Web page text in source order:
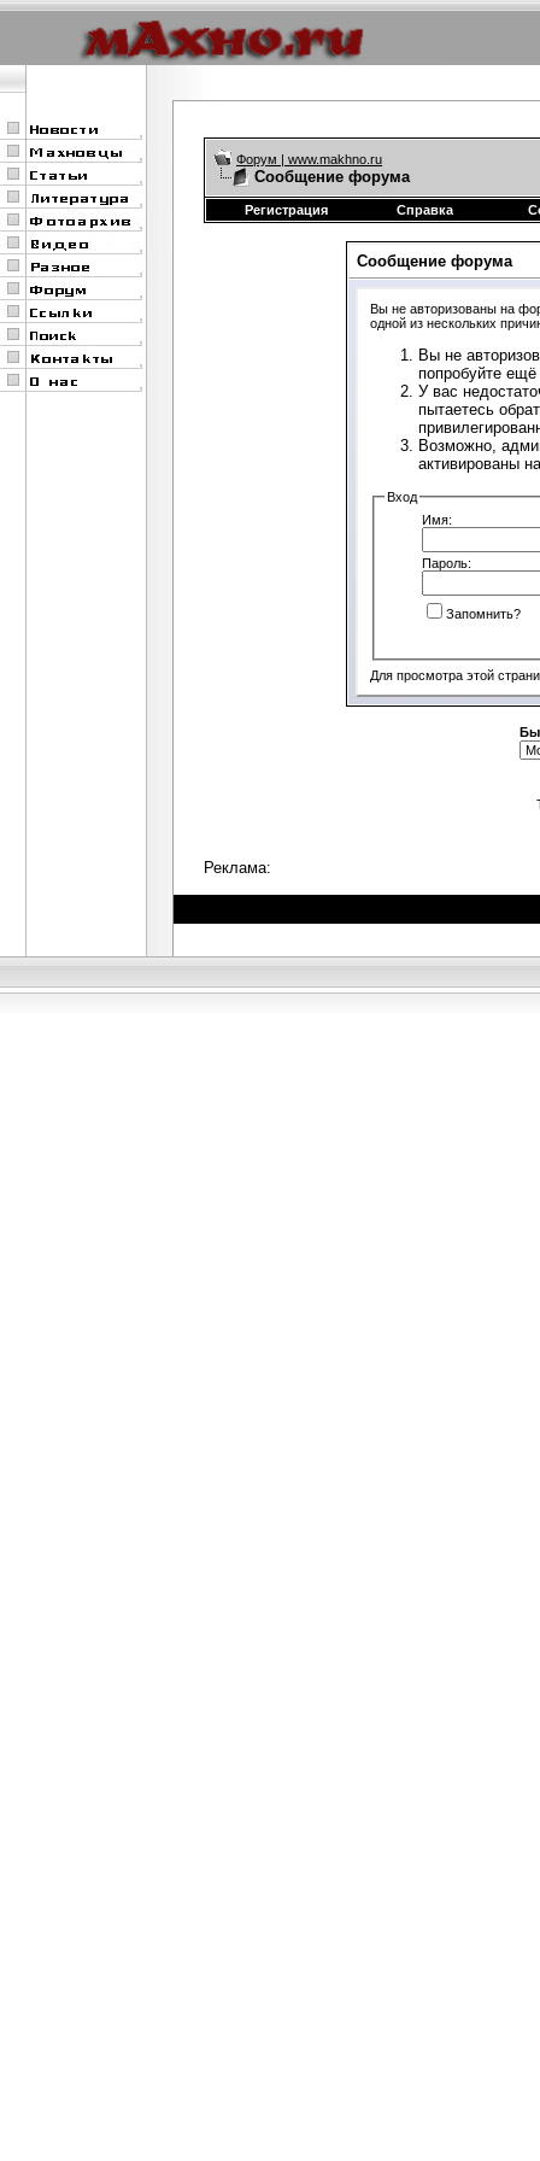
Форум | www.makhno.ru
Сообщение форума
Регистрация Справка
Сообщение форума
Вы не авторизованы на
одной из нескольких
Вы не
попробуйте ещё
У вас
пытаетесь
Возможно,
активированы
Вход
Имя:
Пароль:
Запомнить?
Для просмотра этой
Реклама: